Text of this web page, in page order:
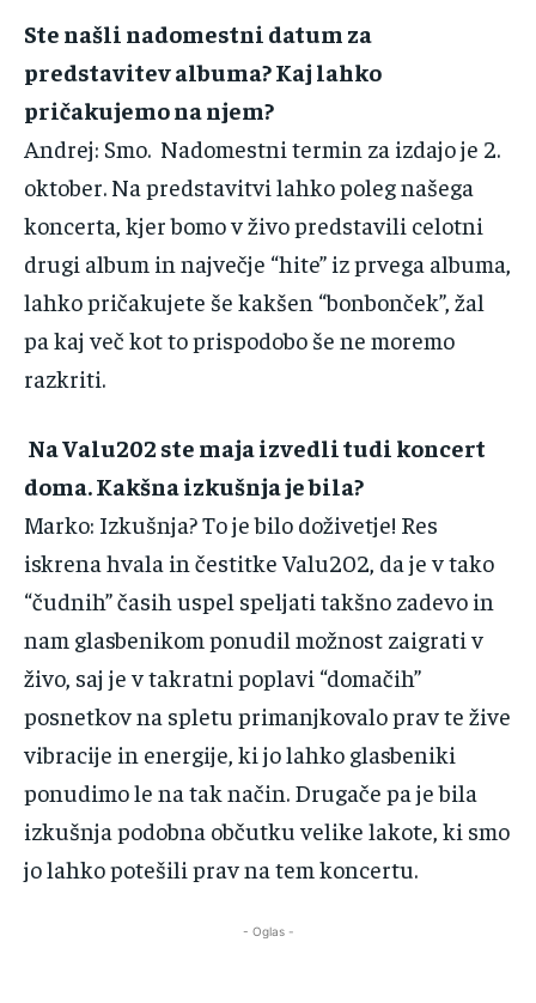
Ste‌ ‌našli‌ ‌nadomestni‌ ‌datum‌ ‌za‌
‌predstavitev‌ ‌albuma?‌ ‌Kaj‌ ‌lahko‌
‌pričakujemo‌ ‌na‌ ‌njem?‌ ‌
Andrej‌:‌ Smo.‌ ‌ ‌Nadomestni‌ ‌termin‌ ‌za‌ ‌izdajo‌ ‌je‌ ‌2.‌
‌oktober.‌ ‌Na‌ ‌predstavitvi‌ ‌lahko‌ ‌poleg‌ ‌našega‌
‌koncerta,‌ ‌kjer‌ ‌bomo‌ ‌v‌ ‌živo‌ ‌predstavili‌ ‌celotni‌
‌drugi‌ ‌album‌ ‌in‌ ‌največje‌ ‌“hite”‌ ‌iz‌ ‌prvega‌ ‌albuma,‌
‌lahko pričakujete‌ ‌še‌ ‌kakšen‌ ‌“bonbonček”,‌ ‌žal‌
‌pa‌ ‌kaj‌ ‌več‌ ‌kot‌ ‌to‌ ‌prispodobo‌ ‌še‌ ‌ne‌ ‌moremo‌
‌razkriti.‌ ‌ ‌
Na‌ ‌Valu202‌ ‌ste‌ ‌maja‌ ‌izvedli‌ ‌tudi‌ ‌koncert‌
‌doma.‌ ‌Kakšna‌ ‌izkušnja‌ ‌je‌ ‌bila?‌ ‌
Marko‌:‌ ‌Izkušnja?‌ ‌To‌ ‌je‌ ‌bilo‌ ‌doživetje‌! ‌Res‌
‌iskrena‌ ‌hvala‌ ‌in‌ ‌čestitke‌ ‌Valu202,‌ ‌da‌ ‌je‌ ‌v‌ ‌tako‌
‌“čudnih”‌ ‌časih‌ ‌uspel‌ ‌speljati‌ ‌takšno‌ ‌zadevo‌ ‌in‌
‌nam‌ ‌glasbenikom‌ ‌ponudil‌ ‌možnost‌ ‌zaigrati‌ ‌v‌
‌živo,‌ ‌saj‌ ‌je‌ ‌v‌ ‌takratni‌ ‌poplavi‌ ‌“domačih”‌
‌posnetkov‌ ‌na‌ ‌spletu‌ ‌primanjkovalo‌ ‌prav‌ ‌te‌ ‌žive‌
‌vibracije‌ ‌in‌ ‌energije,‌ ‌ki‌ ‌jo‌ ‌lahko‌ ‌glasbeniki‌
‌ponudimo‌ ‌le‌ ‌na‌ ‌tak‌ ‌način.‌ ‌Drugače‌ ‌pa‌ ‌je‌ ‌bila‌
‌izkušnja‌ ‌podobna‌ ‌občutku‌ ‌velike‌ ‌lakote,‌ ‌ki‌ ‌smo‌
‌jo‌ ‌lahko‌ ‌potešili‌ ‌prav‌ ‌na‌ ‌tem‌ ‌koncertu.‌ ‌
- Oglas -